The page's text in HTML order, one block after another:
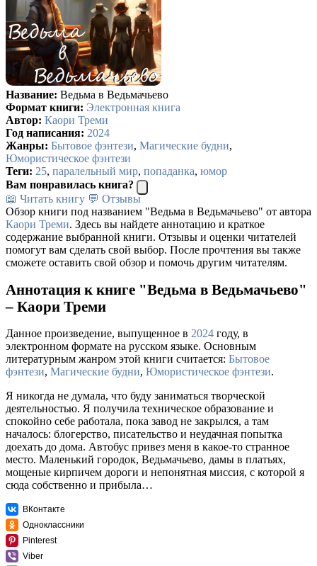
Название: Ведьма в Ведьмачьево
Формат книги: Электронная книга
Автор: Каори Треми
Год написания: 2024
Жанры: Бытовое фэнтези, Магические будни,
Юмористическое фэнтези
Теги: 25, паралельный мир, попаданка, юмор
Вам понравилась книга?
📖 Читать книгу 💬 Отзывы
Обзор книги под названием "Ведьма в Ведьмачьево" от автора
Каори Треми. Здесь вы найдете аннотацию и краткое
содержание выбранной книги. Отзывы и оценки читателей
помогут вам сделать свой выбор. После прочтения вы также
сможете оставить свой обзор и помочь другим читателям.
Аннотация к книге "Ведьма в Ведьмачьево"
– Каори Треми
Данное произведение, выпущенное в 2024 году, в
электронном формате на русском языке. Основным
литературным жанром этой книги считается: Бытовое
фэнтези, Магические будни, Юмористическое фэнтези.
Я никогда не думала, что буду заниматься творческой
деятельностью. Я получила техническое образование и
спокойно себе работала, пока завод не закрылся, а там
началось: блогерство, писательство и неудачная попытка
доехать до дома. Автобус привез меня в какое-то странное
место. Маленький городок, Ведьмачьево, дамы в платьях,
мощеные кирпичем дороги и непонятная миссия, с которой я
сюда собственно и прибыла…
ВКонтакте
Одноклассники
Pinterest
Viber